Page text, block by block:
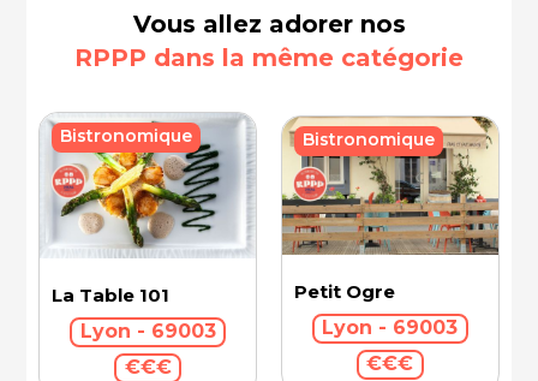
Vous allez adorer nos
RPPP dans la même catégorie
La Table 101
Lyon - 69003
€€€
Bistronomique
Petit Ogre
Lyon - 69003
€€€
Bistronomique